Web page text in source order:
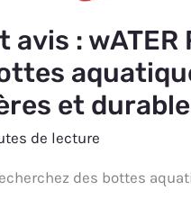
avis : wATER
et
de lecture
des bottes